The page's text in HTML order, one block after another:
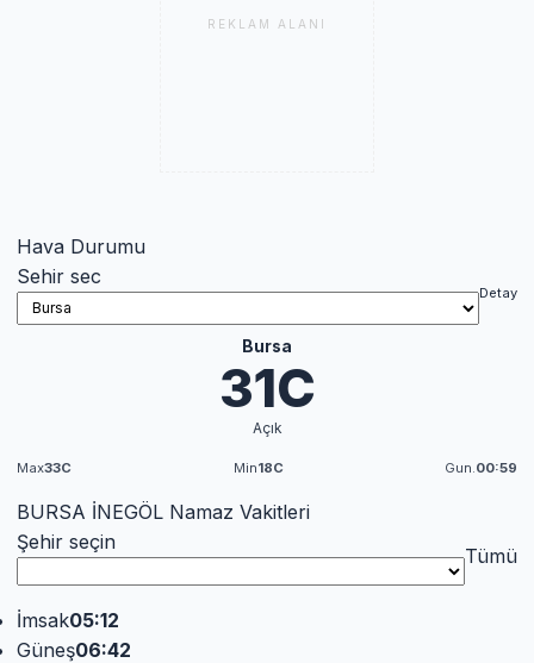
REKLAM ALANI
Hava Durumu
Sehir sec
Detay
Bursa
31C
Açık
Max33C Min18C Gun. 00:59
BURSA İNEGÖL Namaz Vakitleri
Şehir seçin
Tümü
İmsak05:12
Güneş06:42